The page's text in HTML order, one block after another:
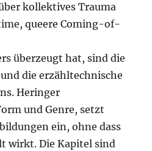
kollektives Trauma
queere Coming-of-
überzeugt hat, sind die
die erzähltechnische
Heringer
und Genre, setzt
ein, ohne dass
wirkt. Die Kapitel sind